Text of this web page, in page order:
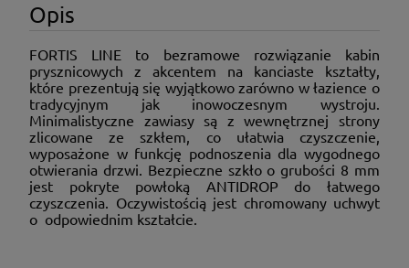
Opis
FORTIS LINE to bezramowe rozwiązanie kabin
prysznicowych z akcentem na kanciaste kształty,
które prezentują się wyjątkowo zarówno w łazience o
tradycyjnym jak inowoczesnym wystroju.
Minimalistyczne zawiasy są z wewnętrznej strony
zlicowane ze szkłem, co ułatwia czyszczenie,
wyposażone w funkcję podnoszenia dla wygodnego
otwierania drzwi. Bezpieczne szkło o grubości 8 mm
jest pokryte powłoką ANTIDROP do łatwego
czyszczenia. Oczywistością jest chromowany uchwyt
o odpowiednim kształcie.